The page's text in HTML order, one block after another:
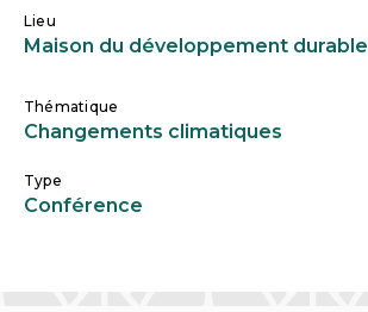
Lieu
Maison du développement durable
Thématique
Changements climatiques
Type
Conférence